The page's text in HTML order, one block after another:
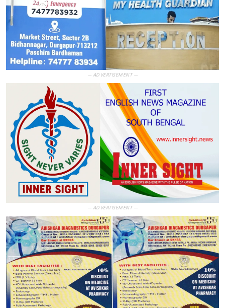
— ADVERTISEMENT —
— ADVERTISEMENT —